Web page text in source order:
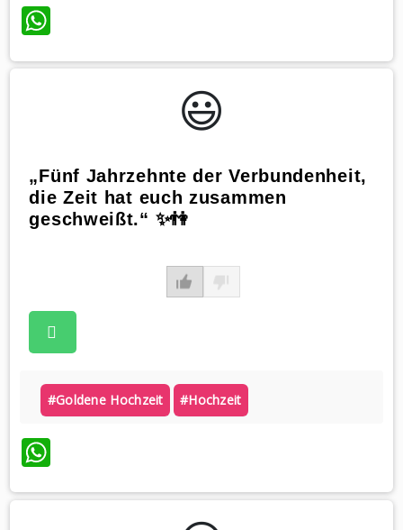
WhatsApp
😃️
„Fünf Jahrzehnte der Verbundenheit,
die Zeit hat euch zusammen
geschweißt.“ ✨👫
#goldene Hochzeit #hochzeit
WhatsApp